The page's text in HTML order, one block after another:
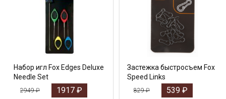
Набор игл Fox Edges Deluxe
Needle Set
2949₽ 1917 ₽
Застежка быстросъем Fox
Speed Links
829₽ 539 ₽